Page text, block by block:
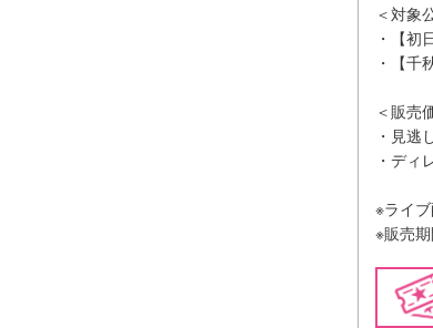
＜対象
・【初
・【千
＜販売
・見逃
・ディ
※ライ
※販売